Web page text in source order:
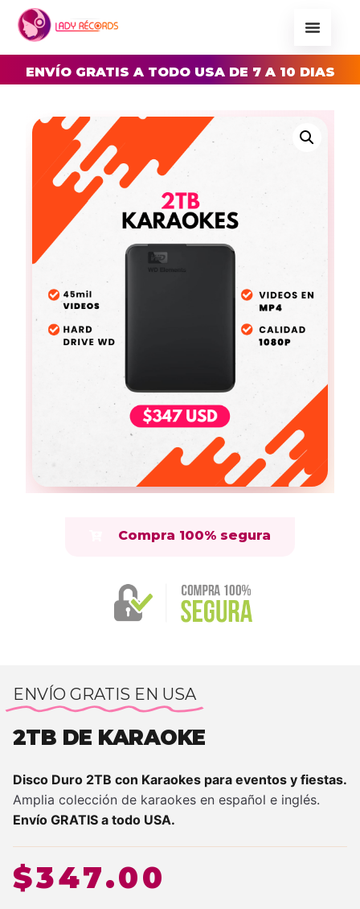
ENVÍO GRATIS A TODO USA DE 7 A 10 DIAS
Compra 100% segura
ENVÍO GRATIS EN USA
2TB DE KARAOKE
Disco Duro 2TB con Karaokes para eventos y fiestas.
Amplia colección de karaokes en español e inglés.
Envío GRATIS a todo USA.
$347.00